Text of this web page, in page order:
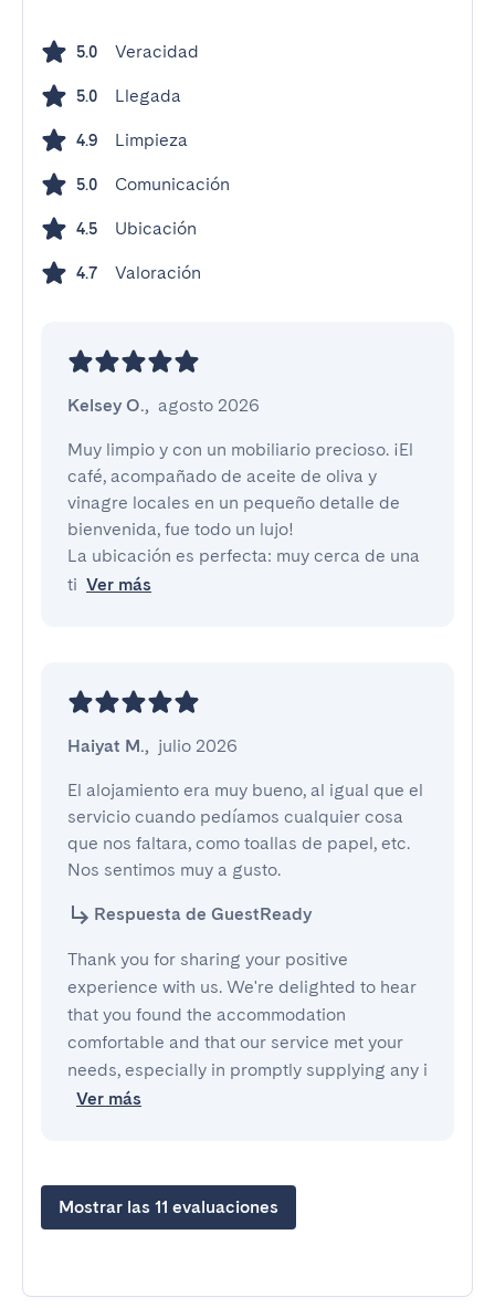
5.0 Veracidad
5.0 Llegada
4.9 Limpieza
5.0 Comunicación
4.5 Ubicación
4.7 Valoración
Kelsey O., agosto 2026
Muy limpio y con un mobiliario precioso. ¡El
café, acompañado de aceite de oliva y
vinagre locales en un pequeño detalle de
bienvenida, fue todo un lujo!
La ubicación es perfecta: muy cerca de una
ti Ver más
Haiyat M., julio 2026
El alojamiento era muy bueno, al igual que el
servicio cuando pedíamos cualquier cosa
que nos faltara, como toallas de papel, etc.
Nos sentimos muy a gusto.
Respuesta de GuestReady
Thank you for sharing your positive
experience with us. We're delighted to hear
that you found the accommodation
comfortable and that our service met your
needs, especially in promptly supplying any i
Ver más
Mostrar las 11 evaluaciones